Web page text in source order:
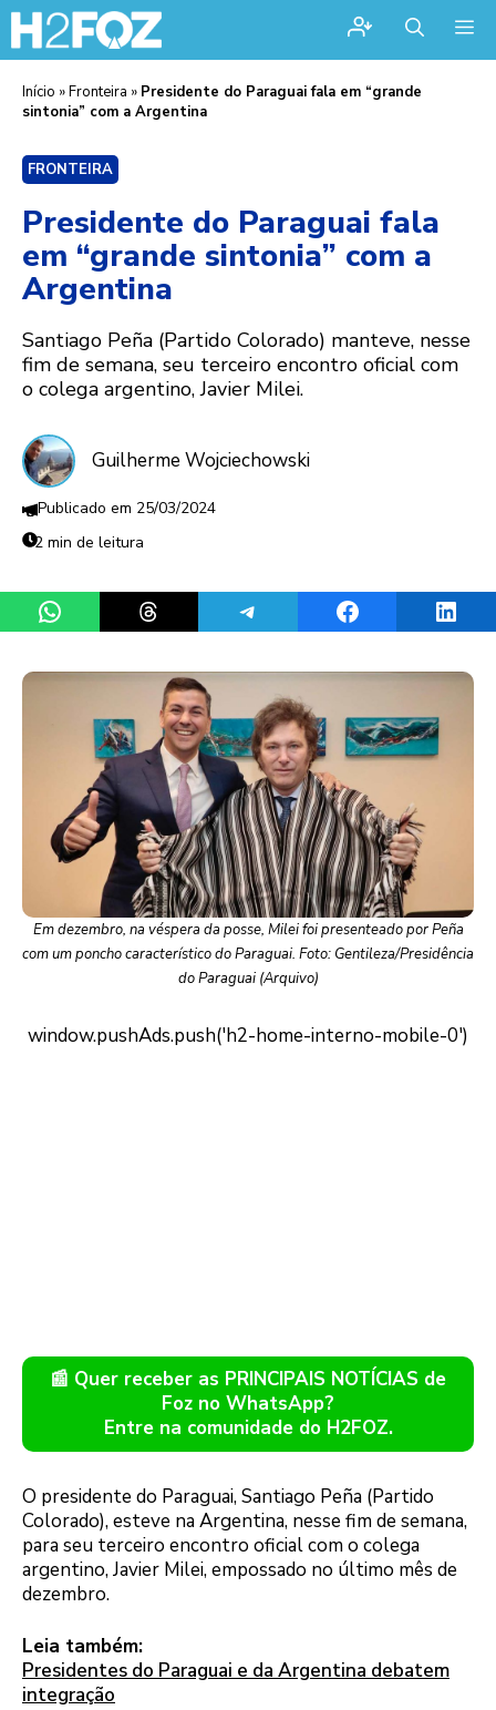
Início »Fronteira » Presidente do Paraguai fala em “grande
sintonia” com a Argentina
FRONTEIRA
Presidente do Paraguai fala
em “grande sintonia” com a
Argentina
Santiago Peña (Partido Colorado) manteve, nesse
fim de semana, seu terceiro encontro oficial com
o colega argentino, Javier Milei.
Guilherme Wojciechowski
25/03/2024
2 min de leitura
Share on WhatsAppShare on ThreadsShare on TelegramShare on Facebook
Em dezembro, na véspera da posse, Milei foi presenteado por Peña
com um poncho característico do Paraguai. Foto: Gentileza/Presidência
do Paraguai (Arquivo)
📰 Quer receber as PRINCIPAIS NOTÍCIAS de
Foz no WhatsApp?
Entre na comunidade do H2FOZ.
O presidente do Paraguai, Santiago Peña (Partido
Colorado), esteve na Argentina, nesse fim de semana,
para seu terceiro encontro oficial com o colega
argentino, Javier Milei, empossado no último mês de
dezembro.
Leia também:
Presidentes do Paraguai e da Argentina debatem
integração